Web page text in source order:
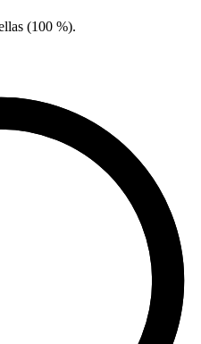
(100 %).